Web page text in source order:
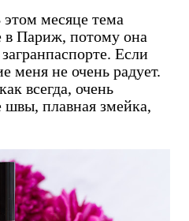
месяце тема
в Париж, потому она
Если
меня не очень радует.
всегда, очень
швы, плавная змейка,